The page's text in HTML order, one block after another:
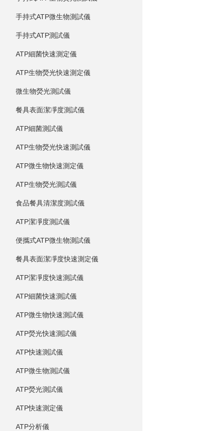
手持式ATP微生物測試儀
手持式ATP測試儀
ATP細菌快速測定儀
ATP生物熒光快速測定儀
微生物熒光測試儀
餐具表面潔凈度測試儀
ATP細菌測試儀
ATP生物熒光快速測試儀
ATP微生物快速測定儀
ATP生物熒光測試儀
食品餐具清潔度測試儀
ATP潔凈度測試儀
便攜式ATP微生物測試儀
餐具表面潔凈度快速測定儀
ATP潔凈度快速測試儀
ATP細菌快速測試儀
ATP微生物快速測試儀
ATP熒光快速測試儀
ATP快速測試儀
ATP微生物測試儀
ATP熒光測試儀
ATP快速測定儀
ATP分析儀